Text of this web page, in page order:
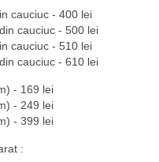
cauciuc - 400 lei
cauciuc - 500 lei
cauciuc - 510 lei
cauciuc - 610 lei
- 169 lei
- 249 lei
- 399 lei
: